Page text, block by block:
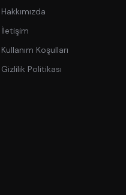
Hakkımızda
İletişim
Kullanım Koşulları
Gizlilik Politikası